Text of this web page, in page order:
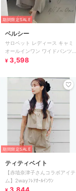
期間限定SALE
ベルシー
サロペット レディース キャミ
オールインワン ワイドパンツ
つなぎ 大人サロペット 黒
¥ 3,598
期間限定SALE
ティティベイト
【赤埴奈津子さんコラボアイテ
ム】2wayﾌﾚｱｵｰﾙｲﾝﾜﾝ
3,844